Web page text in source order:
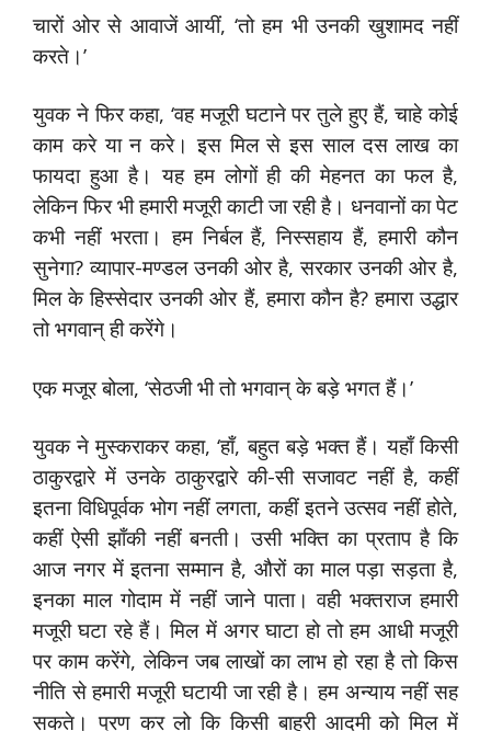
चारों ओर से आवाजें आयीं, ‘तो हम भी उनकी खुशामद नहीं
करते।’
युवक ने फिर कहा, ‘वह मजूरी घटाने पर तुले हुए हैं, चाहे कोई
काम करे या न करे। इस मिल से इस साल दस लाख का
फायदा हुआ है। यह हम लोगों ही की मेहनत का फल है,
लेकिन फिर भी हमारी मजूरी काटी जा रही है। धनवानों का पेट
कभी नहीं भरता। हम निर्बल हैं, निस्सहाय हैं, हमारी कौन
सुनेगा? व्यापार-मण्डल उनकी ओर है, सरकार उनकी ओर है,
मिल के हिस्सेदार उनकी ओर हैं, हमारा कौन है? हमारा उद्धार
तो भगवान् ही करेंगे।
एक मजूर बोला, ‘सेठजी भी तो भगवान् के बड़े भगत हैं।’
युवक ने मुस्कराकर कहा, ‘हाँ, बहुत बड़े भक्त हैं। यहाँ किसी
ठाकुरद्वारे में उनके ठाकुरद्वारे की-सी सजावट नहीं है, कहीं
इतना विधिपूर्वक भोग नहीं लगता, कहीं इतने उत्सव नहीं होते,
कहीं ऐसी झाँकी नहीं बनती। उसी भक्ति का प्रताप है कि
आज नगर में इतना सम्मान है, औरों का माल पड़ा सड़ता है,
इनका माल गोदाम में नहीं जाने पाता। वही भक्तराज हमारी
मजूरी घटा रहे हैं। मिल में अगर घाटा हो तो हम आधी मजूरी
पर काम करेंगे, लेकिन जब लाखों का लाभ हो रहा है तो किस
नीति से हमारी मजूरी घटायी जा रही है। हम अन्याय नहीं सह
सकते। प्रण कर लो कि किसी बाहरी आदमी को मिल में